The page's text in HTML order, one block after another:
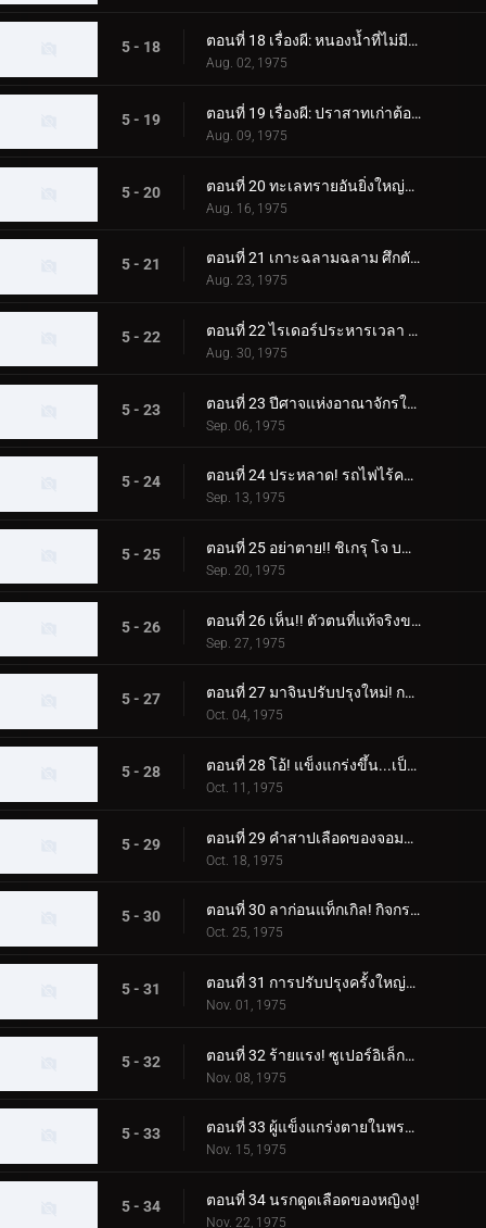
5 - 18 ตอนที่ 18 เรื่องผี: หนองน้ำที่ไม่มีก้นบึ้ง
Aug. 02, 1975
5 - 19 ตอนที่ 19 เรื่องผี: ปราสาทเก่าต้องคำสาป!
Aug. 09, 1975
5 - 20 ตอนที่ 20 ทะเลทรายอันยิ่งใหญ่ที่น่ากลัว! สองทูเบ!
Aug. 16, 1975
5 - 21 ตอนที่ 21 เกาะฉลามฉลาม ศึกตัดสินในทะเล!
Aug. 23, 1975
5 - 22 ตอนที่ 22 ไรเดอร์ประหารเวลา 12:00 น.?!
Aug. 30, 1975
5 - 23 ตอนที่ 23 ปีศาจแห่งอาณาจักรใต้ดิน!!
Sep. 06, 1975
5 - 24 ตอนที่ 24 ประหลาด! รถไฟไร้คนขับวิ่ง!!
Sep. 13, 1975
5 - 25 ตอนที่ 25 อย่าตาย!! ชิเกรุ โจ บนเก้าอี้ไฟฟ้า
Sep. 20, 1975
5 - 26 ตอนที่ 26 เห็น!! ตัวตนที่แท้จริงของผู้นำที่ยิ่งใหญ่!!
Sep. 27, 1975
5 - 27 ตอนที่ 27 มาจินปรับปรุงใหม่! กองทัพเดลเซอร์ปรากฏตัว!!
Oct. 04, 1975
5 - 28 ตอนที่ 28 โอ้! แข็งแกร่งขึ้น...เป็นชิ้นเล็กๆ!
Oct. 11, 1975
5 - 29 ตอนที่ 29 คำสาปเลือดของจอมมารเคท!
Oct. 18, 1975
5 - 30 ตอนที่ 30 ลาก่อนแท็กเกิล! กิจกรรมสุดท้ายของเธอ!!
Oct. 25, 1975
5 - 31 ตอนที่ 31 การปรับปรุงครั้งใหญ่ของ Stronger!!
Nov. 01, 1975
5 - 32 ตอนที่ 32 ร้ายแรง! ซูเปอร์อิเล็กโทร 3 สเตจคิก!!
Nov. 08, 1975
5 - 33 ตอนที่ 33 ผู้แข็งแกร่งตายในพระจันทร์เต็มดวง!
Nov. 15, 1975
5 - 34 ตอนที่ 34 นรกดูดเลือดของหญิงงู!
Nov. 22, 1975